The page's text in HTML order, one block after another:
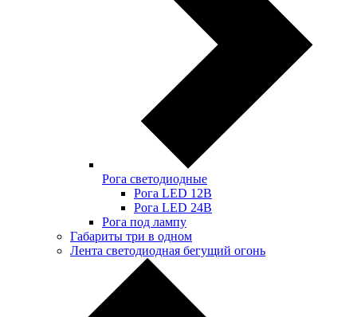
Рога светодиодные
Рога LED 12В
Рога LED 24В
Рога под лампу
Габариты три в одном
Лента светодиодная бегущий огонь